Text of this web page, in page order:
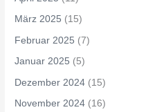
März 2025 (15)
Februar 2025 (7)
Januar 2025 (5)
Dezember 2024 (15)
November 2024 (16)